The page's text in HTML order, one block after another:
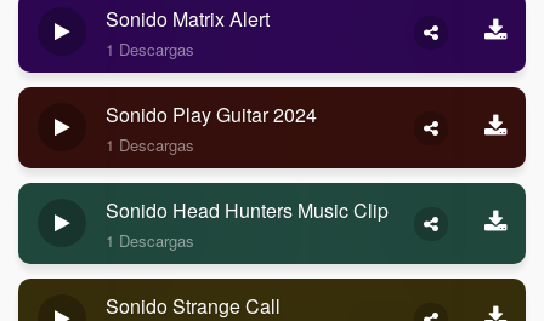
Sonido Matrix Alert
1 Descargas
Sonido Play Guitar 2024
1 Descargas
Sonido Head Hunters Music Clip
1 Descargas
Sonido Strange Call